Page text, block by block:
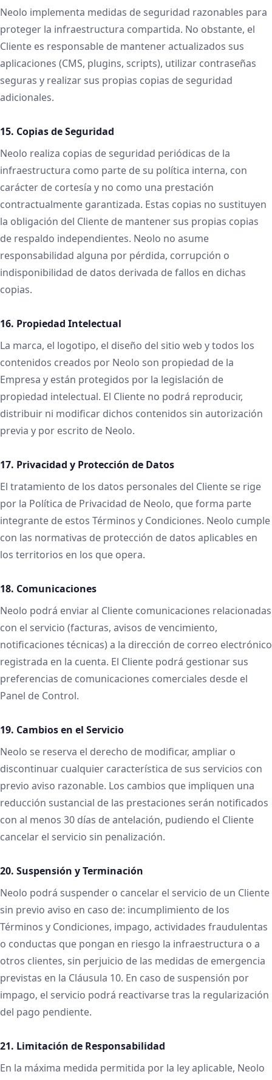
Neolo implementa medidas de seguridad razonables para
proteger la infraestructura compartida. No obstante, el
Cliente es responsable de mantener actualizados sus
aplicaciones (CMS, plugins, scripts), utilizar contraseñas
seguras y realizar sus propias copias de seguridad
adicionales.
15. Copias de Seguridad
Neolo realiza copias de seguridad periódicas de la
infraestructura como parte de su política interna, con
carácter de cortesía y no como una prestación
contractualmente garantizada. Estas copias no sustituyen
la obligación del Cliente de mantener sus propias copias
de respaldo independientes. Neolo no asume
responsabilidad alguna por pérdida, corrupción o
indisponibilidad de datos derivada de fallos en dichas
copias.
16. Propiedad Intelectual
La marca, el logotipo, el diseño del sitio web y todos los
contenidos creados por Neolo son propiedad de la
Empresa y están protegidos por la legislación de
propiedad intelectual. El Cliente no podrá reproducir,
distribuir ni modificar dichos contenidos sin autorización
previa y por escrito de Neolo.
17. Privacidad y Protección de Datos
El tratamiento de los datos personales del Cliente se rige
por la Política de Privacidad de Neolo, que forma parte
integrante de estos Términos y Condiciones. Neolo cumple
con las normativas de protección de datos aplicables en
los territorios en los que opera.
18. Comunicaciones
Neolo podrá enviar al Cliente comunicaciones relacionadas
con el servicio (facturas, avisos de vencimiento,
notificaciones técnicas) a la dirección de correo electrónico
registrada en la cuenta. El Cliente podrá gestionar sus
preferencias de comunicaciones comerciales desde el
Panel de Control.
19. Cambios en el Servicio
Neolo se reserva el derecho de modificar, ampliar o
discontinuar cualquier característica de sus servicios con
previo aviso razonable. Los cambios que impliquen una
reducción sustancial de las prestaciones serán notificados
con al menos 30 días de antelación, pudiendo el Cliente
cancelar el servicio sin penalización.
20. Suspensión y Terminación
Neolo podrá suspender o cancelar el servicio de un Cliente
sin previo aviso en caso de: incumplimiento de los
Términos y Condiciones, impago, actividades fraudulentas
o conductas que pongan en riesgo la infraestructura o a
otros clientes, sin perjuicio de las medidas de emergencia
previstas en la Cláusula 10. En caso de suspensión por
impago, el servicio podrá reactivarse tras la regularización
del pago pendiente.
21. Limitación de Responsabilidad
En la máxima medida permitida por la ley aplicable, Neolo